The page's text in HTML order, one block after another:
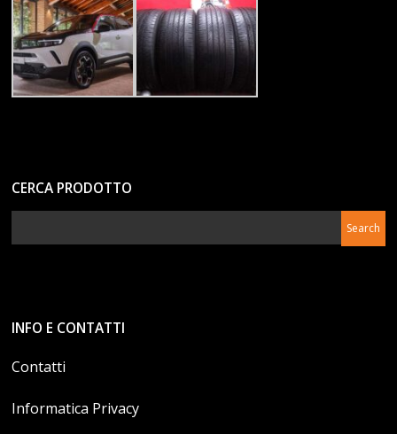
CERCA PRODOTTO
INFO E CONTATTI
Contatti
Informatica Privacy